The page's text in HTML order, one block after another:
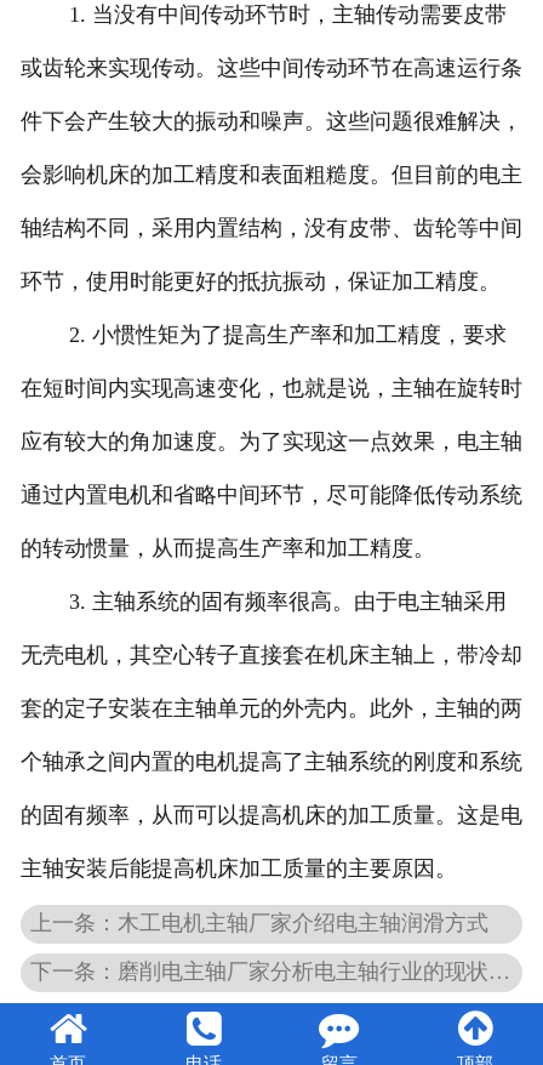
1. 当没有中间传动环节时，主轴传动需要皮带
或齿轮来实现传动。这些中间传动环节在高速运行条
件下会产生较大的振动和噪声。这些问题很难解决，
会影响机床的加工精度和表面粗糙度。但目前的电主
轴结构不同，采用内置结构，没有皮带、齿轮等中间
环节，使用时能更好的抵抗振动，保证加工精度。
2. 小惯性矩为了提高生产率和加工精度，要求
在短时间内实现高速变化，也就是说，主轴在旋转时
应有较大的角加速度。为了实现这一点效果，电主轴
通过内置电机和省略中间环节，尽可能降低传动系统
的转动惯量，从而提高生产率和加工精度。
3. 主轴系统的固有频率很高。由于电主轴采用
无壳电机，其空心转子直接套在机床主轴上，带冷却
套的定子安装在主轴单元的外壳内。此外，主轴的两
个轴承之间内置的电机提高了主轴系统的刚度和系统
的固有频率，从而可以提高机床的加工质量。这是电
主轴安装后能提高机床加工质量的主要原因。
上一条：木工电机主轴厂家介绍电主轴润滑方式
下一条：磨削电主轴厂家分析电主轴行业的现状和发展